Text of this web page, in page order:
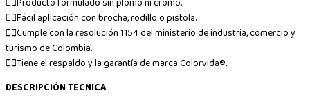
👉🏼Fácil aplicación con brocha, rodillo o pistola.
👉🏼Cumple con la resolución 1154 del ministerio de industria, comercio y
turismo de Colombia.
👉🏼Tiene el respaldo y la garantía de marca Colorvida®.
DESCRIPCIÓN TECNICA